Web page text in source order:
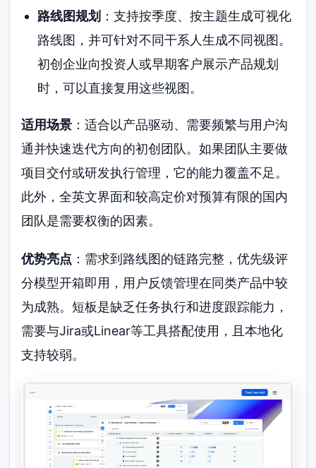
路线图规划 ：支持按季度、按主题生成可视化
路线图，并可针对不同干系人生成不同视图。
初创企业向投资人或早期客户展示产品规划
时，可以直接复用这些视图。
适用场景 ：适合以产品驱动、需要频繁与用户沟
通并快速迭代方向的初创团队。如果团队主要做
项目交付或研发执行管理，它的能力覆盖不足。
此外，全英文界面和较高定价对预算有限的国内
团队是需要权衡的因素。
优势亮点 ：需求到路线图的链路完整，优先级评
分模型开箱即用，用户反馈管理在同类产品中较
为成熟。短板是缺乏任务执行和进度跟踪能力，
需要与Jira或Linear等工具搭配使用，且本地化
支持较弱。